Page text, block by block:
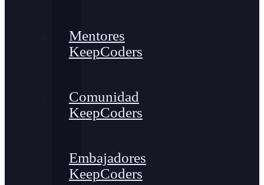
Mentores
KeepCoders
Comunidad
KeepCoders
Embajadores
KeepCoders